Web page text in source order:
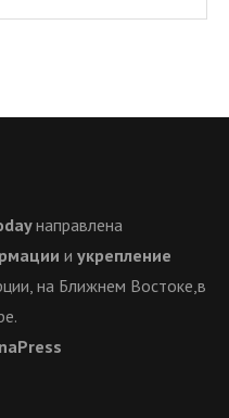
направлена
и укрепление
на Ближнем Востоке,в